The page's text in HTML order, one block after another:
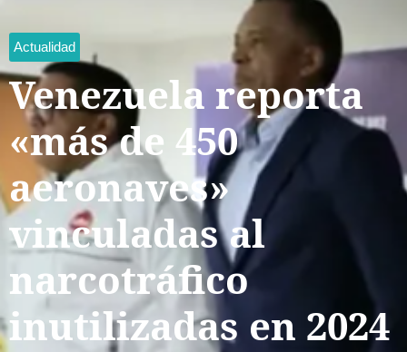
Actualidad
Venezuela reporta
«más de 450
aeronaves»
vinculadas al
narcotráfico
inutilizadas en 2024